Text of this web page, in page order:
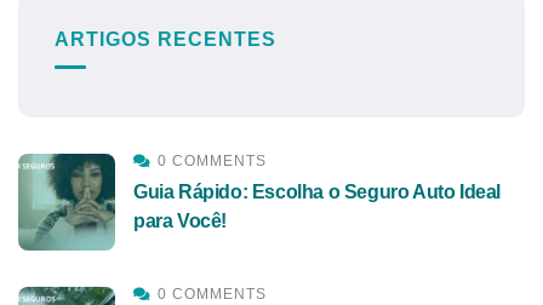
ARTIGOS RECENTES
0 COMMENTS
Guia Rápido: Escolha o Seguro Auto Ideal
para Você!
0 COMMENTS